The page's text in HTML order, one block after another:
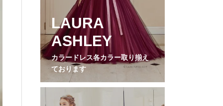
LAURA
ASHLEY
カラードレス各カラー取り揃え
ております